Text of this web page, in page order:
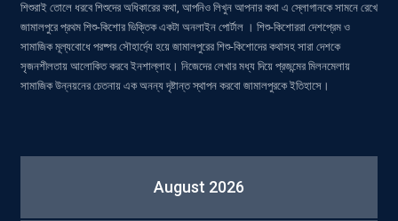
শিশুরাই তোলে ধরবে শিশুদের অধিকারের কথা, আপনিও লিখুন আপনার কথা এ স্লোগানকে সামনে রেখে
জামালপুরে প্রথম শিশু-কিশোর ভিক্তিক একটা অনলাইন পোর্টাল । শিশু-কিশোররা দেশপ্রেম ও
সামাজিক মূল্যবোধে পরষ্পর সৌহার্দ্যে হয়ে জামালপুরের শিশু-কিশোদের কথাসহ সারা দেশকে
সৃজনশীলতায় আলোকিত করবে ইনশাল্লাহ। নিজেদের লেখার মধ্য দিয়ে প্রজন্মের মিলনমেলায়
সামাজিক উন্নয়নের চেতনায় এক অনন্য দৃষ্টান্ত স্থাপন করবো জামালপুরকে ইতিহাসে।
August 2026